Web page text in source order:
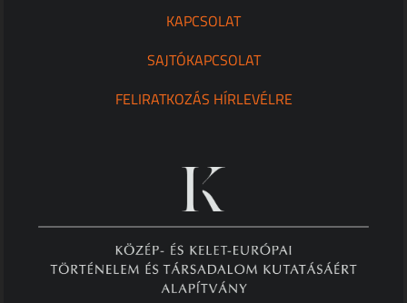
KAPCSOLAT
SAJTÓKAPCSOLAT
FELIRATKOZÁS HÍRLEVÉLRE